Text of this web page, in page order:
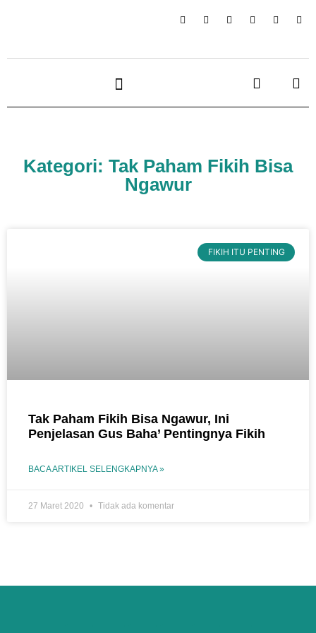
Kategori: Tak Paham Fikih Bisa
Ngawur
FIKIH ITU PENTING
Tak Paham Fikih Bisa Ngawur, Ini
Penjelasan Gus Baha’ Pentingnya Fikih
BACA ARTIKEL SELENGKAPNYA »
27 Maret 2020 Tidak ada komentar